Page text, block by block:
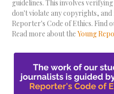
guidelines. This involves
don't violate any copyrights,
Reporter's Code of Ethics. Find
Read more about the Young